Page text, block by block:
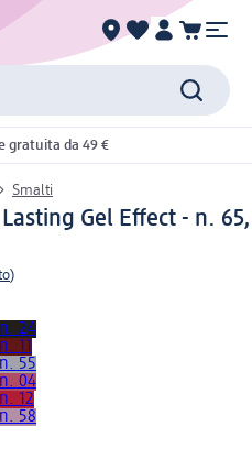
gratuita da 49 €
Smalti
Gel Effect - n. 65,
)
24
11
55
04
12
58